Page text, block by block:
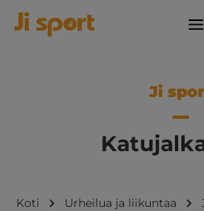
Ji
Koti Urheilua ja liikuntaa